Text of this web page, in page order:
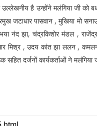
है उन्होंने मलंगिया जी को
जटाधार पासवान , मुखिया मो
नंद झा, चंद्रकिशोर मंडल ,
मिश्र , उदय कांत झा ललन ,
दर्जनों कार्यकर्ताओं ने मलंगिया